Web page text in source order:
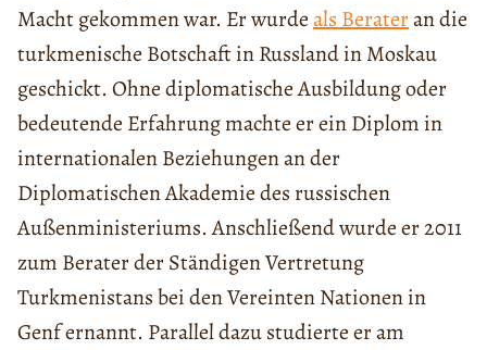
Macht gekommen war. Er wurdeals Berateran die
turkmenische Botschaft in Russland in Moskau
geschickt. Ohne diplomatische Ausbildung oder
bedeutende Erfahrung machte er ein Diplom in
internationalen Beziehungen an der
Diplomatischen Akademie des russischen
Außenministeriums. Anschließend wurde er 2011
zum Berater der Ständigen Vertretung
Turkmenistans bei den Vereinten Nationen in
Genf ernannt. Parallel dazu studierte er am